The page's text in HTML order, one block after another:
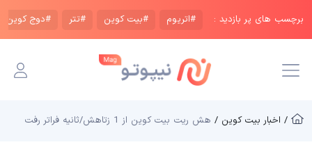
برچسب های پر بازدید : #اتریوم #بیت کوین #تتر #دوج کوین
/ اخبار بیت کوین / هش ریت بیت‌ کوین از 1 زتاهش/ثانیه فراتر رفت